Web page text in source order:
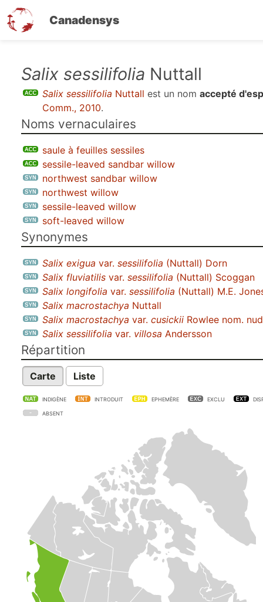
Canadensys
contenu
Salix sessilifolia Nuttall
Salix sessilifolia Nuttall est un nom accepté
Comm., 2010.
Noms vernaculaires
saule à feuilles sessiles
sessile-leaved sandbar willow
northwest sandbar willow
northwest willow
sessile-leaved willow
soft-leaved willow
Synonymes
Salix exigua var. sessilifolia (Nuttall) Dorn
Salix fluviatilis var. sessilifolia (Nuttall) Scoggan
Salix longifolia var. sessilifolia (Nuttall) M.E.
Salix macrostachya Nuttall
Salix macrostachya var. cusickii Rowlee nom.
Salix sessilifolia var. villosa Andersson
Répartition
Carte Liste
INDIGÈNE INTRODUIT EPHEMÈRE EXCLU
ABSENT